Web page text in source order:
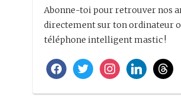
Abonne-toi pour retrouver nos
directement sur ton ordinateur
téléphone intelligent mastic !
facebooktwitterinstagramlinkedinthreads